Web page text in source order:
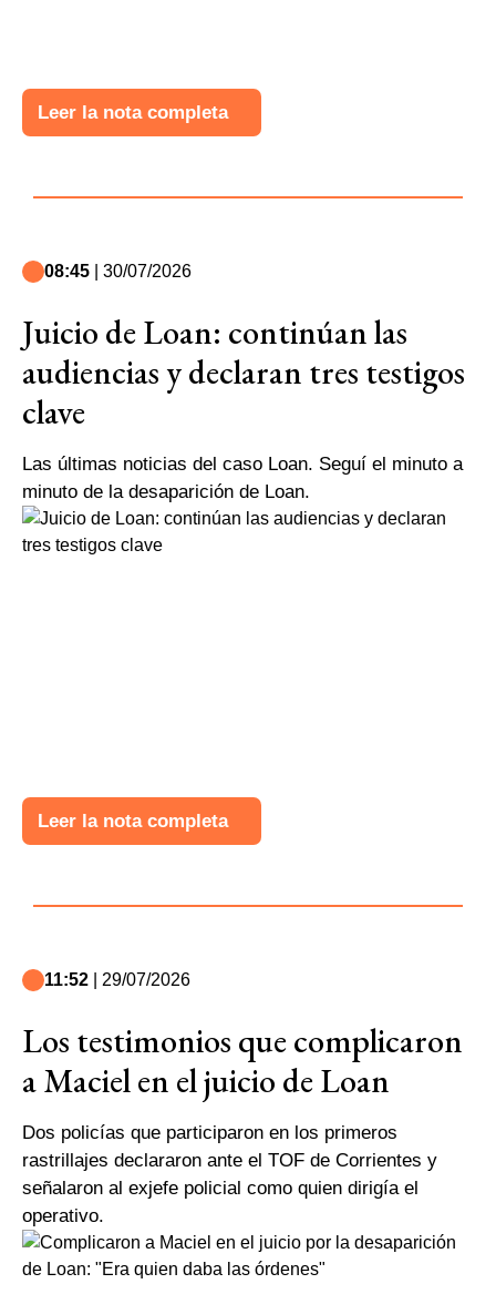
Leer la nota completa
08:45 | 30/07/2026
Juicio de Loan: continúan las
audiencias y declaran tres testigos
clave
Las últimas noticias del caso Loan. Seguí el minuto a
minuto de la desaparición de Loan.
Leer la nota completa
11:52 | 29/07/2026
Los testimonios que complicaron
a Maciel en el juicio de Loan
Dos policías que participaron en los primeros
rastrillajes declararon ante el TOF de Corrientes y
señalaron al exjefe policial como quien dirigía el
operativo.